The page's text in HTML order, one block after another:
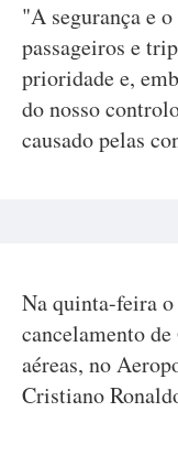
"A segurança e
passageiros e
prioridade e,
do nosso
causado pelas
Na quinta-feira
cancelamento
aéreas, no
Cristiano